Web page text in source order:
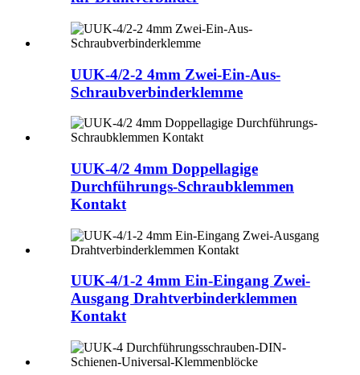
UUK-4/2-2 4mm Zwei-Ein-Aus-
Schraubverbinderklemme
UUK-4/2 4mm Doppellagige
Durchführungs-Schraubklemmen
Kontakt
UUK-4/1-2 4mm Ein-Eingang Zwei-
Ausgang Drahtverbinderklemmen
Kontakt